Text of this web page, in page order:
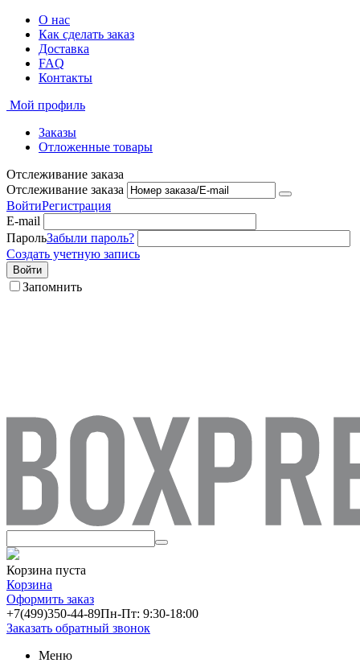
О нас
Как сделать заказ
Доставка
FAQ
Контакты
Мой профиль
Заказы
Отложенные товары
Отслеживание заказа
Отслеживание заказа
ВойтиРегистрация
E-mail
ПарольЗабыли пароль?
Создать учетную запись
Войти
Запомнить
Корзина пуста
Корзина
Оформить заказ
+7(499)350-44-89Пн-Пт: 9:30-18:00
Заказать обратный звонок
Меню